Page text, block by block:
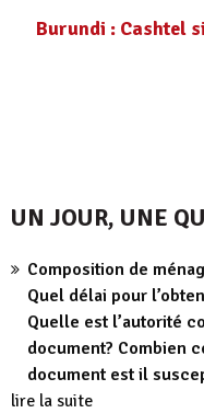
Burundi : Cashtel
UN JOUR, UNE
Composition de
Quel délai pour
Quelle est l’autorité
document? Combien
document est il
lire la suite